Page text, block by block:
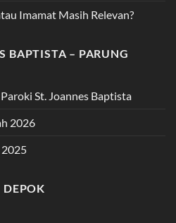
Imamat Masih Relevan?
BAPTISTA – PARUNG
St. Joannes Baptista
2026
DEPOK